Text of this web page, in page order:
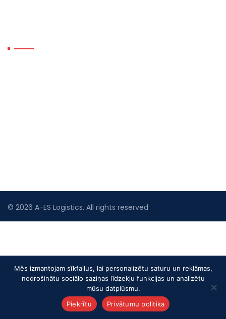
© 2026 A-ES Logistics. All rights reserved
Mēs izmantojam sīkfailus, lai personalizētu saturu un reklāmas,
nodrošinātu sociālo saziņas līdzekļu funkcijas un analizētu
mūsu datplūsmu.
Piekrītu
Privātumu politika